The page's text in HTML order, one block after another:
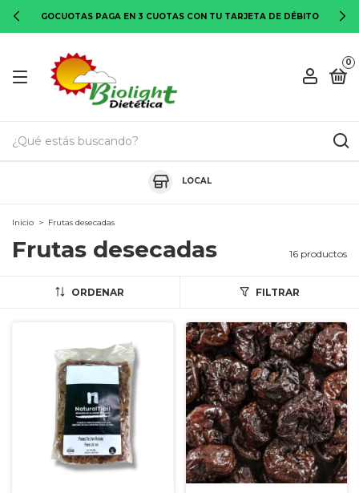
GOCUOTAS PAGA EN 3 CUOTAS CON TU TARJETA DE DÉBITO
0
LOCAL
Inicio > Frutas desecadas
Frutas desecadas 16 productos
ORDENAR FILTRAR